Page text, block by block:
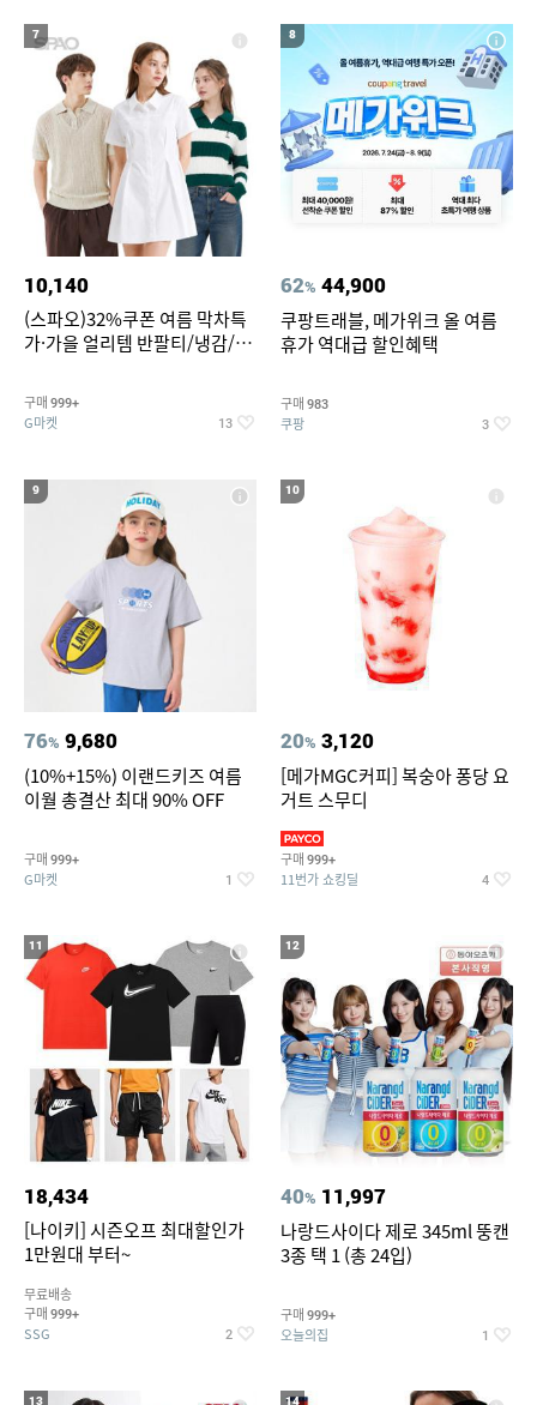
7
10,140
(스파오)32%쿠폰 여름 막차특
가·가을 얼리템 반팔티/냉감/반
건 외 ~74%OFF
구매 999+
G마켓 13
8
62% 44,900
쿠팡트래블, 메가위크 올 여름
휴가 역대급 할인혜택
구매 983
쿠팡 3
9
76% 9,680
(10%+15%) 이랜드키즈 여름
이월 총결산 최대 90% OFF
구매 999+
G마켓 1
10
20% 3,120
[메가MGC커피] 복숭아 퐁당 요
거트 스무디
구매 999+
11번가 쇼킹딜 4
11
18,434
[나이키] 시즌오프 최대할인가
1만원대 부터~
무료배송
구매 999+
SSG 2
12
40% 11,997
나랑드사이다 제로 345ml 뚱캔
3종 택 1 (총 24입)
구매 999+
오늘의집 1
13 14